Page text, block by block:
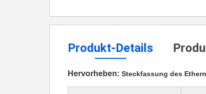
Produkt-Details
Hervorheben: Steckfassung des